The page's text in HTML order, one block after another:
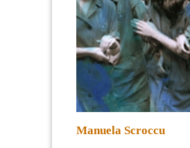
Manuela Scroccu